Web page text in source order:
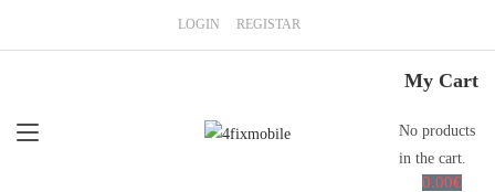
LOGIN REGISTAR
My Cart
No products
in the cart.
0.00€